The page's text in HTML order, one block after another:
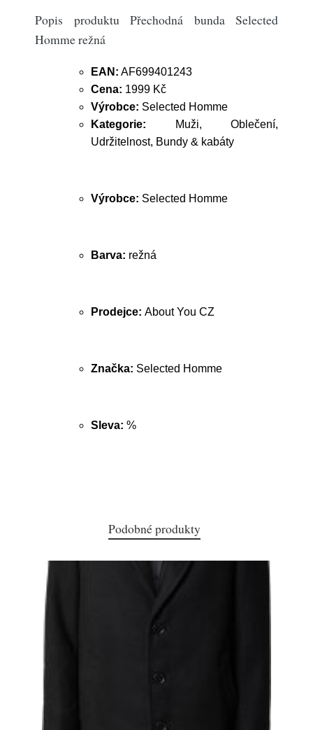
Popis produktu Přechodná bunda Selected
Homme režná
EAN: AF699401243
Cena: 1999 Kč
Výrobce: Selected Homme
Kategorie: Muži, Oblečení,
Udržitelnost, Bundy & kabáty
Výrobce: Selected Homme
Barva: režná
Prodejce: About You CZ
Značka: Selected Homme
Sleva: %
Podobné produkty